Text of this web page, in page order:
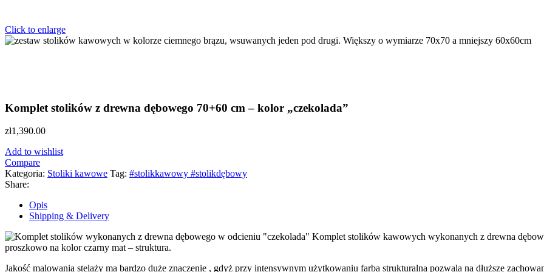
Click to enlarge
Komplet stolików z drewna dębowego 70+60 cm – kolor „czekolada”
zł1,390.00
Add to wishlist
Compare
Kategoria: Stoliki kawowe Tag: #stolikkawowy #stolikdębowy
Share:
Opis
Shipping & Delivery
Komplet stolików kawowych wykonanych z drewna
proszkowo na kolor czarny mat – struktura.
Jakość malowania stelaży ma bardzo duże znaczenie , gdyż przy intensywnym użytkowaniu farba strukturalna pozwala na dłuższe